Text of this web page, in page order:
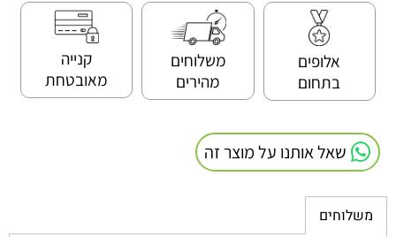
אלופים
בתחום
משלוחים
מהירים
קנייה
מאובטחת
שאל אותנו על מוצר זה
משלוחים